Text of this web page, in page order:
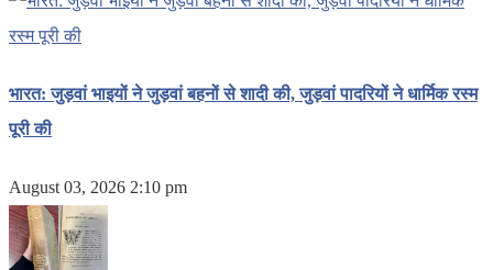
भारत: जुड़वां भाइयों ने जुड़वां बहनों से शादी की, जुड़वां पादरियों ने धार्मिक रस्म
पूरी की
August 03, 2026 2:10 pm